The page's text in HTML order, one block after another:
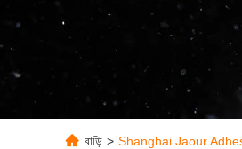
বাড়ি > Shanghai Jaour